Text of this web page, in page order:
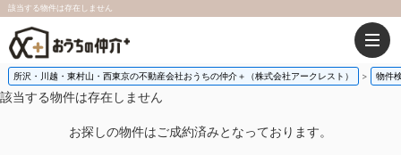
該当する物件は存在しません
所沢・川越・東村山・西東京の不動産会社おうちの仲介＋（株式会社アークレスト） 物件
該当する物件は存在しません
お探しの物件はご成約済みとなっております。